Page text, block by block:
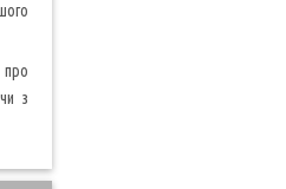
про
з